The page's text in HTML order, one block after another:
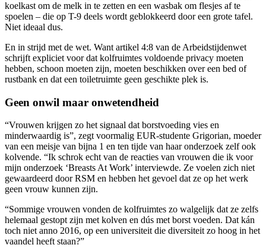
koelkast om de melk in te zetten en een wasbak om flesjes af te
spoelen – die op T-9 deels wordt geblokkeerd door een grote tafel.
Niet ideaal dus.
En in strijd met de wet. Want artikel 4:8 van de Arbeidstijdenwet
schrijft expliciet voor dat kolfruimtes voldoende privacy moeten
hebben, schoon moeten zijn, moeten beschikken over een bed of
rustbank en dat een toiletruimte geen geschikte plek is.
Geen onwil maar onwetendheid
“Vrouwen krijgen zo het signaal dat borstvoeding vies en
minderwaardig is”, zegt voormalig EUR-studente Grigorian, moeder
van een meisje van bijna 1 en ten tijde van haar onderzoek zelf ook
kolvende. “Ik schrok echt van de reacties van vrouwen die ik voor
mijn onderzoek ‘Breasts At Work’ interviewde. Ze voelen zich niet
gewaardeerd door RSM en hebben het gevoel dat ze op het werk
geen vrouw kunnen zijn.
“Sommige vrouwen vonden de kolfruimtes zo walgelijk dat ze zelfs
helemaal gestopt zijn met kolven en dús met borst voeden. Dat kán
toch niet anno 2016, op een universiteit die diversiteit zo hoog in het
vaandel heeft staan?”